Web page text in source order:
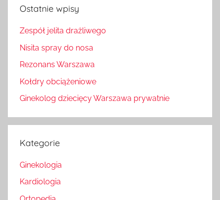
Ostatnie wpisy
Zespół jelita drażliwego
Nisita spray do nosa
Rezonans Warszawa
Kołdry obciążeniowe
Ginekolog dziecięcy Warszawa prywatnie
Kategorie
Ginekologia
Kardiologia